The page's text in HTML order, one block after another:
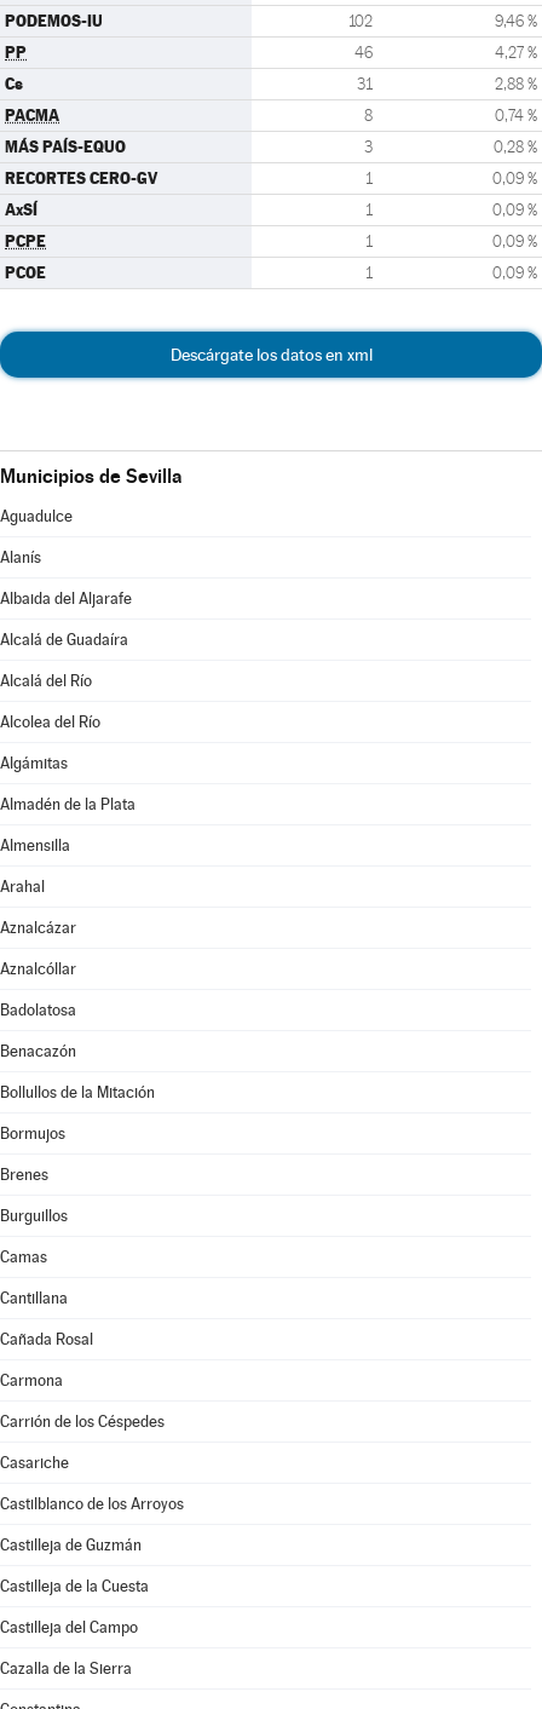
PODEMOS-IU 102 9,46 %
PP 46 4,27 %
Cs 31 2,88 %
PACMA 8 0,74 %
MÁS PAÍS-EQUO 3 0,28 %
RECORTES CERO-GV 1 0,09 %
AxSÍ 1 0,09 %
PCPE 1 0,09 %
PCOE 1 0,09 %
Descárgate los datos en xml
Municipios de Sevilla
Aguadulce
Alanís
Albaida del Aljarafe
Alcalá de Guadaíra
Alcalá del Río
Alcolea del Río
Algámitas
Almadén de la Plata
Almensilla
Arahal
Aznalcázar
Aznalcóllar
Badolatosa
Benacazón
Bollullos de la Mitación
Bormujos
Brenes
Burguillos
Camas
Cantillana
Cañada Rosal
Carmona
Carrión de los Céspedes
Casariche
Castilblanco de los Arroyos
Castilleja de Guzmán
Castilleja de la Cuesta
Castilleja del Campo
Cazalla de la Sierra